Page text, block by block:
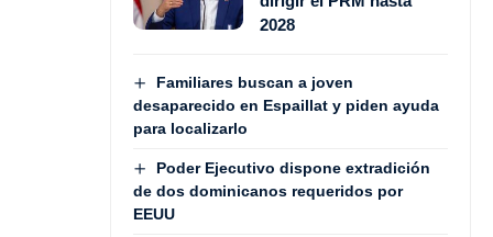
2028
Familiares buscan a joven
desaparecido en Espaillat y piden ayuda
para localizarlo
Poder Ejecutivo dispone extradición
de dos dominicanos requeridos por
EEUU